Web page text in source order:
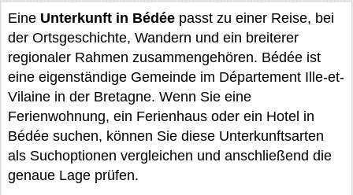
Eine Unterkunft in Bédée passt zu einer Reise, bei
der Ortsgeschichte, Wandern und ein breiterer
regionaler Rahmen zusammengehören. Bédée ist
eine eigenständige Gemeinde im Département Ille-et-
Vilaine in der Bretagne. Wenn Sie eine
Ferienwohnung, ein Ferienhaus oder ein Hotel in
Bédée suchen, können Sie diese Unterkunftsarten
als Suchoptionen vergleichen und anschließend die
genaue Lage prüfen.